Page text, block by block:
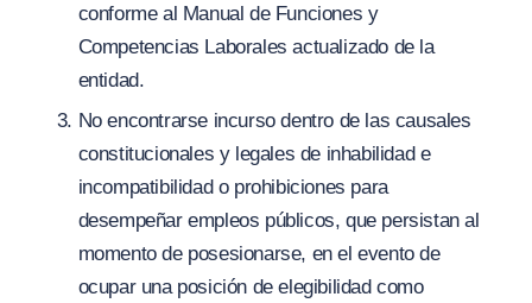
conforme al Manual de Funciones y
Competencias Laborales actualizado de la
entidad.
No encontrarse incurso dentro de las causales
constitucionales y legales de inhabilidad e
incompatibilidad o prohibiciones para
desempeñar empleos públicos, que persistan al
momento de posesionarse, en el evento de
ocupar una posición de elegibilidad como